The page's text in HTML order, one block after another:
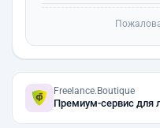
Freelance.Boutique
Премиум-сервис для